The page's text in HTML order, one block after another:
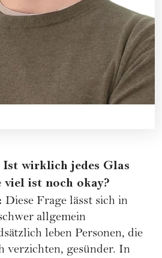
Ist wirklich jedes Glas
viel ist noch okay?
Diese Frage lässt sich in
allgemein
leben Personen, die
verzichten, gesünder. In